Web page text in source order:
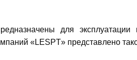
для эксплуатации
«LESPT» представлено